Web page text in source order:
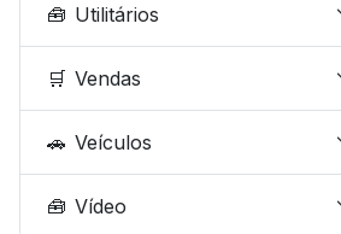
🧰 Utilitários
🛒 Vendas
🚗 Veículos
🧰 Vídeo